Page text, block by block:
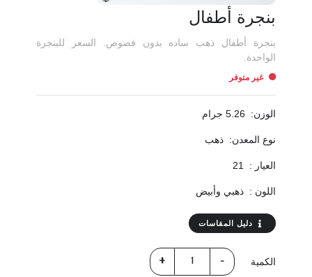
بنجرة أطفال
بنجرة أطفال ذهب ساده بدون فصوص. السعر للبنجرة
الواحدة.
غير متوفر
الوزن: 5.26 جرام
نوع المعدن: ذهب
العيار : 21
اللون : ذهبي وأبيض
دليل المقاسات
الكمية